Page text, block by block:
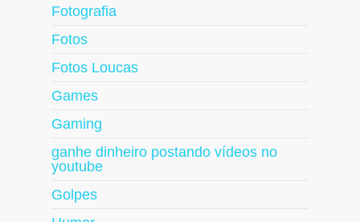
Fotografia
Fotos
Fotos Loucas
Games
Gaming
ganhe dinheiro postando vídeos no
youtube
Golpes